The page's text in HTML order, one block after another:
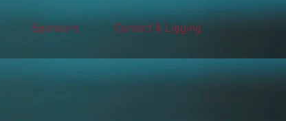
Sponsors Contact & Ligging